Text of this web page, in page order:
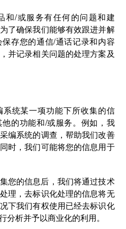
和/或服务有任何的问题和建
了确保我们能够有效跟进并解
存您的通信/通话记录和内容
并记录相关问题的处理方案及
统某一项功能下所收集的信
的功能和/或服务。例如，我
编系统的调查，帮助我们改善
时，我们可能将您的信息用于
您的信息后，我们将通过技术
理，去标识化处理的信息将无
下我们有权使用已经去标识化
分析并予以商业化的利用。